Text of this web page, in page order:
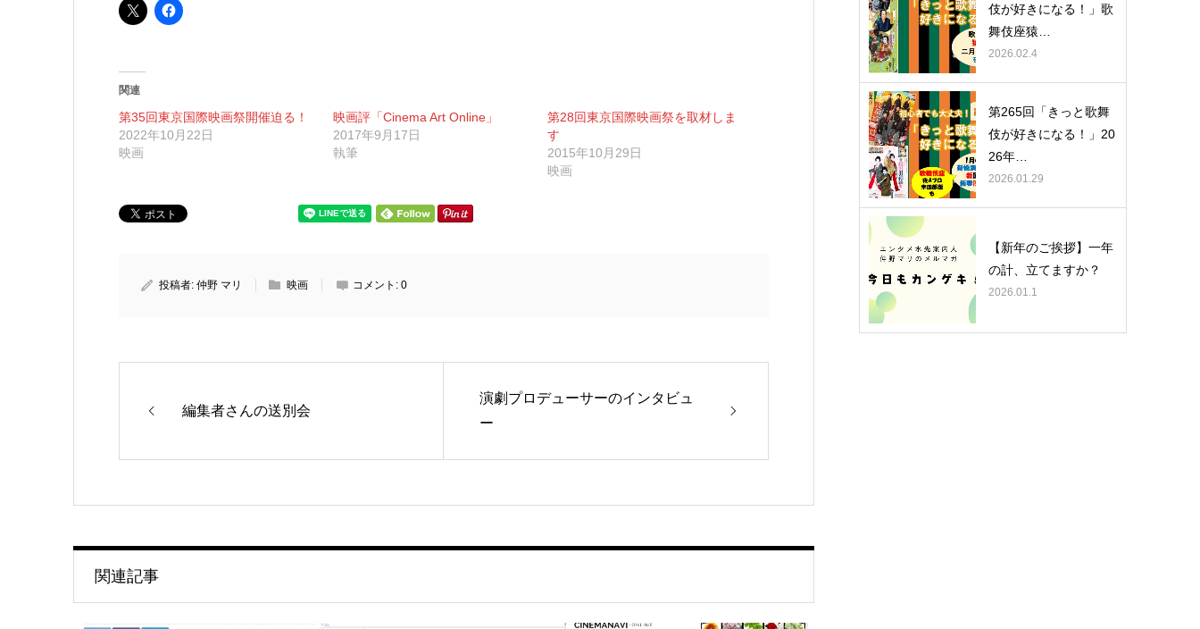
関連
第35回東京国際映画祭開催迫る！
2022年10月22日
映画
映画評「Cinema Art Online」
2017年9月17日
執筆
第28回東京国際映画祭を取材しま
す
2015年10月29日
映画
投稿者: 仲野 マリ 映画 コメント: 0
編集者さんの送別会
演劇プロデューサーのインタビュ
ー
関連記事
伎が好きになる！」歌
舞伎座猿…
2026.02.4
第265回「きっと歌舞
伎が好きになる！」20
26年…
2026.01.29
【新年のご挨拶】一年
の計、立てますか？
2026.01.1